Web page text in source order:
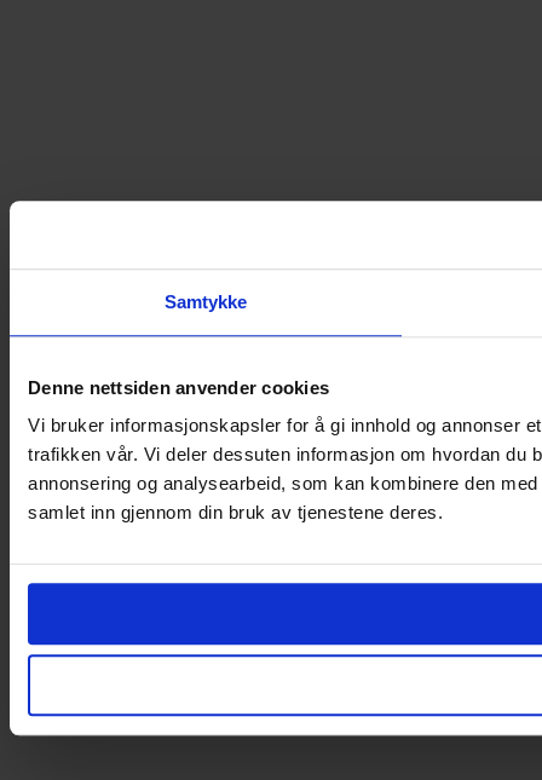
Samtykke
Denne nettsiden anvender cookies
Vi bruker informasjonskapsler for å gi innhold og annonser
trafikken vår. Vi deler dessuten informasjon om hvordan du
annonsering og analysearbeid, som kan kombinere den
samlet inn gjennom din bruk av tjenestene deres.